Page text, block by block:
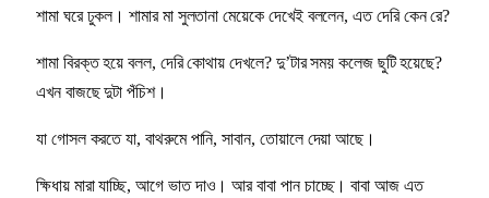
শামা ঘরে ঢুকল। শামার মা সুলতানা মেয়েকে দেখেই বললেন, এত দেরি কেন রে?
শামা বিরক্ত হয়ে বলল, দেরি কোথায় দেখলে? দু’টার সময় কলেজ ছুটি হয়েছে?
এখন বাজছে দুটা পঁচিশ।
যা গোসল করতে যা, বাথরুমে পানি, সাবান, তোয়ালে দেয়া আছে।
ক্ষিধায় মারা যাচ্ছি, আগে ভাত দাও। আর বাবা পান চাচ্ছে। বাবা আজ এত